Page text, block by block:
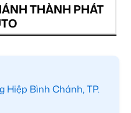
THÀNH PHÁT
Hiệp Bình Chánh, TP.